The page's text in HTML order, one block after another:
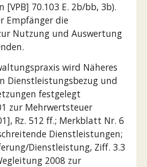
[VPB] 70.103 E. 2b/bb, 3b).
Empfänger die
Nutzung und Auswertung
wird Näheres
Dienstleistungsbezug und
festgelegt
zur Mehrwertsteuer
Rz. 512 ff.; Merkblatt Nr. 6
Dienstleistungen;
Dienstleistung, Ziff. 3.3
2008 zur